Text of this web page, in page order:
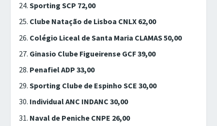
Sporting SCP 72,00
Clube Natação de Lisboa CNLX 62,00
Colégio Liceal de Santa Maria CLAMAS 50,00
Ginasio Clube Figueirense GCF 39,00
Penafiel ADP 33,00
Sporting Clube de Espinho SCE 30,00
Individual ANC INDANC 30,00
Naval de Peniche CNPE 26,00